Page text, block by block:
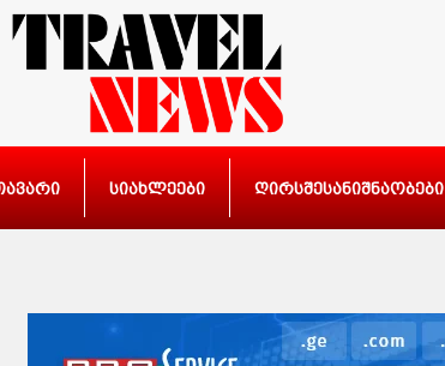
სიახლეები ღირსშესანიშნაობები